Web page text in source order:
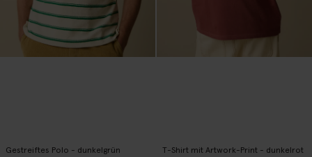
Gestreiftes Polo - dunkelgrün
T-Shirt mit Artwork-Print - dunkelrot